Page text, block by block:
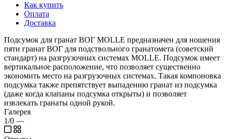
Как купить
Оплата
Доставка
Подсумок для гранат ВОГ MOLLE предназначен для ношения
пяти гранат ВОГ для подствольного гранатомета (советский
стандарт) на разгрузочных системах MOLLE. Подсумок имеет
вертикальное расположение, что позволяет существенно
экономить место на разгрузочных системах. Такая компоновка
подсумка также препятствует выпадению гранат из подсумка
(даже когда клапаны подсумка открыты) и позволяет
извлекать гранаты одной рукой.
Галерея
1/0 —